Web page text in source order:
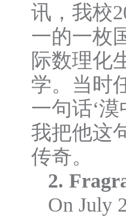
讯， 我校
一的一枚
际数理化
学。 当时
一句话‘
我把他这
传奇。
2.
On July